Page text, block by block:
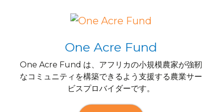
One Acre Fund
One Acre Fund は、アフリカの小規模農家が強靭
なコミュニティを構築できるよう支援する農業サー
ビスプロバイダーです。